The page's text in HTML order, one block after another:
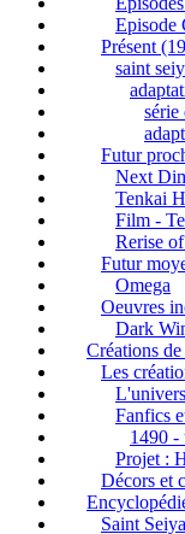
Episode
Présent
saint
série
Futur
Next
Tenkai
Film -
Rerise
Futur
Omega
Oeuvres
Dark
Créations
Les
Fanfics
1490 -
Projet :
Décors et
Saint Seiya